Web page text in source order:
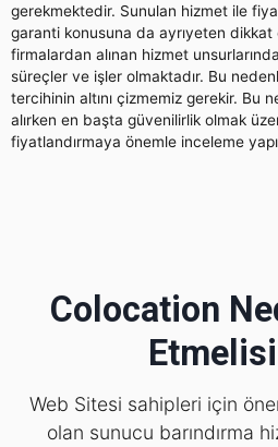
gerekmektedir. Sunulan hizmet ile
garanti konusuna da ayrıyeten
firmalardan alınan hizmet
süreçler ve işler olmaktadır. Bu
tercihinin altını çizmemiz gerekir. Bu
alırken en başta güvenilirlik olmak
fiyatlandırmaya önemle inceleme
Colocation
Web Sitesi sahipleri için
olan sunucu barındırma